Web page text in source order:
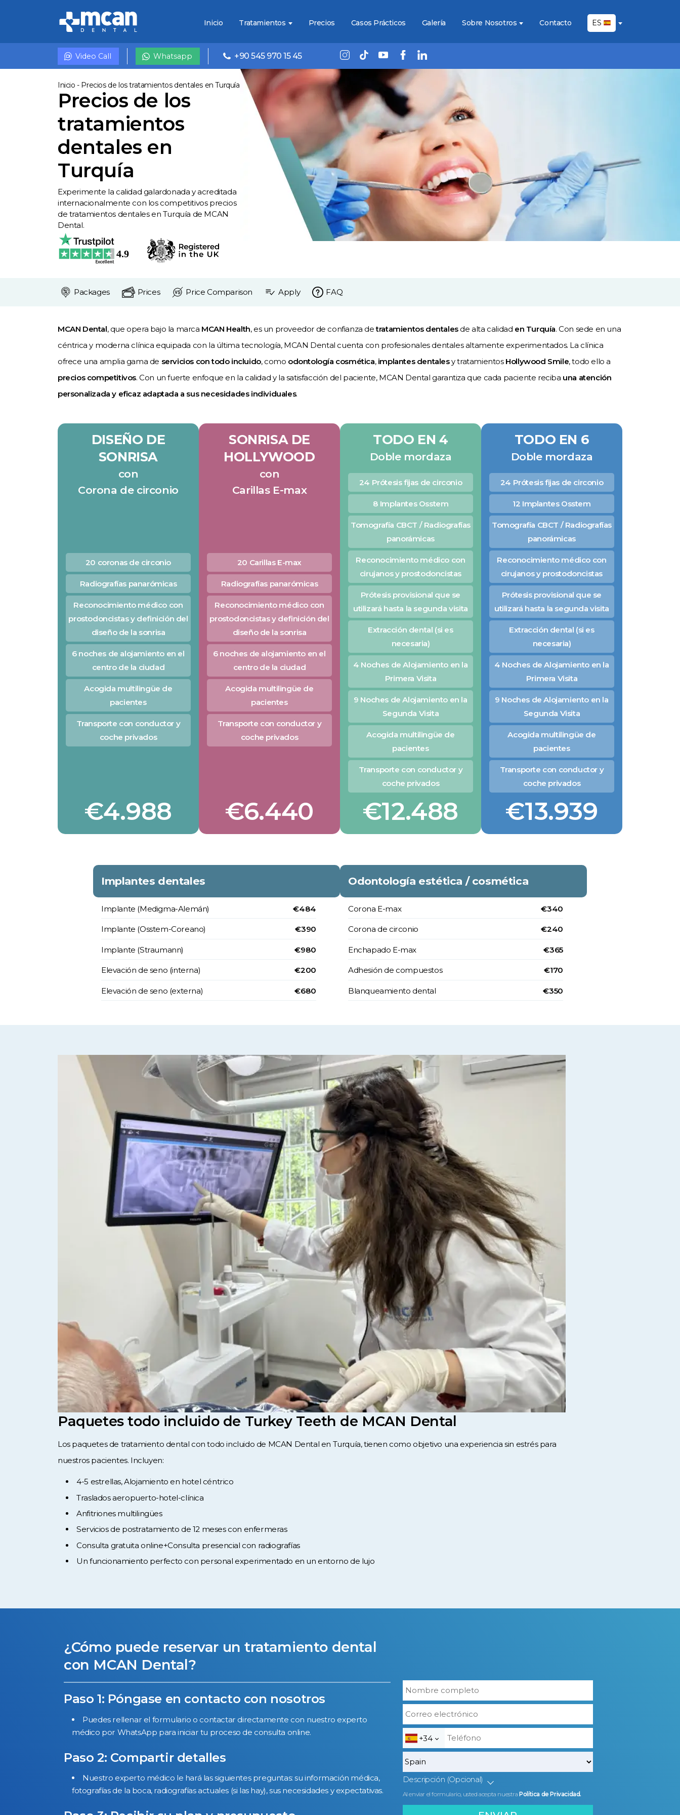
Inicio Tratamientos Precios Casos Prácticos Galería Sobre Nosotros Contacto ES
Video Call Whatsapp +90 545 970 15 45
Inicio - Precios de los tratamientos dentales en Turquía
Precios de los
tratamientos
dentales en
Turquía
Experimente la calidad galardonada y acreditada
internacionalmente con los competitivos precios
de tratamientos dentales en Turquía de MCAN
Dental.
Packages Prices Price Comparison Apply FAQ
MCAN Dental, que opera bajo la marca MCAN Health, es un proveedor de confianza detratamientos dentalesde alta calidad en Turquía. Con sede en una
céntrica y moderna clínica equipada con la última tecnología, MCAN Dental cuenta con profesionales dentales altamente experimentados. La clínica
ofrece una amplia gama de servicios con todo incluido, como odontología cosmética, implantes dentalesy tratamientos Hollywood Smile, todo ello a
precios competitivos. Con un fuerte enfoque en la calidad y la satisfacción del paciente, MCAN Dental garantiza que cada paciente reciba una atención
personalizada y eficaz adaptada a sus necesidades individuales.
DISEÑO DE
SONRISA
con
Corona de circonio
20 coronas de circonio
Radiografías panarómicas
Reconocimiento médico con
prostodoncistas y definición del
diseño de la sonrisa
6 noches de alojamiento en el
centro de la ciudad
Acogida multilingüe de
pacientes
Transporte con conductor y
coche privados
€4.988
SONRISA DE
HOLLYWOOD
con
Carillas E-max
20 Carillas E-max
Radiografías panarómicas
Reconocimiento médico con
prostodoncistas y definición del
diseño de la sonrisa
6 noches de alojamiento en el
centro de la ciudad
Acogida multilingüe de
pacientes
Transporte con conductor y
coche privados
€6.440
TODO EN 4
Doble mordaza
24 Prótesis fijas de circonio
8 Implantes Osstem
Tomografía CBCT / Radiografías
panorámicas
Reconocimiento médico con
cirujanos y prostodoncistas
Prótesis provisional que se
utilizará hasta la segunda visita
Extracción dental (si es
necesaria)
4 Noches de Alojamiento en la
Primera Visita
9 Noches de Alojamiento en la
Segunda Visita
Acogida multilingüe de
pacientes
Transporte con conductor y
coche privados
€12.488
TODO EN 6
Doble mordaza
24 Prótesis fijas de circonio
12 Implantes Osstem
Tomografía CBCT / Radiografías
panorámicas
Reconocimiento médico con
cirujanos y prostodoncistas
Prótesis provisional que se
utilizará hasta la segunda visita
Extracción dental (si es
necesaria)
4 Noches de Alojamiento en la
Primera Visita
9 Noches de Alojamiento en la
Segunda Visita
Acogida multilingüe de
pacientes
Transporte con conductor y
coche privados
€13.939
Implantes dentales
Implante (Medigma-Alemán) €484
Implante (Osstem-Coreano) €390
Implante (Straumann) €980
Elevación de seno (interna) €200
Elevación de seno (externa) €680
Odontología estética / cosmética
Corona E-max €340
Corona de circonio €240
Enchapado E-max €365
Adhesión de compuestos €170
Blanqueamiento dental €350
Paquetes todo incluido de Turkey Teeth de MCAN Dental
Los paquetes de tratamiento dental con todo incluido de MCAN Dental en Turquía, tienen como objetivo una experiencia sin estrés para
nuestros pacientes. Incluyen:
4-5 estrellas, Alojamiento en hotel céntrico
Traslados aeropuerto-hotel-clínica
Anfitriones multilingües
Servicios de postratamiento de 12 meses con enfermeras
Consulta gratuita online+Consulta presencial con radiografías
Un funcionamiento perfecto con personal experimentado en un entorno de lujo
¿Cómo puede reservar un tratamiento dental
con MCAN Dental?
Paso 1: Póngase en contacto con nosotros
Puedes rellenar el formulario o contactar directamente con nuestro experto
médico por WhatsApp para iniciar tu proceso de consulta online.
Paso 2: Compartir detalles
Nuestro experto médico le hará las siguientes preguntas: su información médica,
fotografías de la boca, radiografías actuales (si las hay), sus necesidades y expectativas.
+34
Descripción (Opcional)
Al enviar el formulario, usted acepta nuestra Política de Privacidad.